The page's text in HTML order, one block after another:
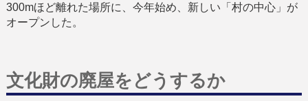
300mほど離れた場所に、今年始め、新しい「村の中心」が
オープンした。
文化財の廃屋をどうするか